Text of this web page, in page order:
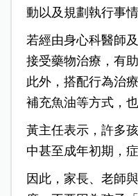
動以及規劃執行事
若經由身心科醫師
接受藥物治療，有
此外，搭配行為治
補充魚油等方式，
黃主任表示，許多
中甚至成年初期，
因此，家長、老師